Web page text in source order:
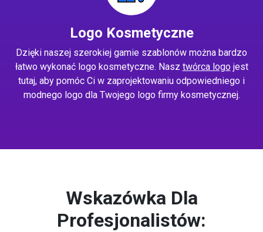
Logo Kosmetyczne
Dzięki naszej szerokiej gamie szablonów można bardzo
łatwo wykonać logo kosmetyczne. Nasz twórca logojest
tutaj, aby pomóc Ci w zaprojektowaniu odpowiedniego i
modnego logo dla Twojego logo firmy kosmetycznej.
Wskazówka Dla
Profesjonalistów: